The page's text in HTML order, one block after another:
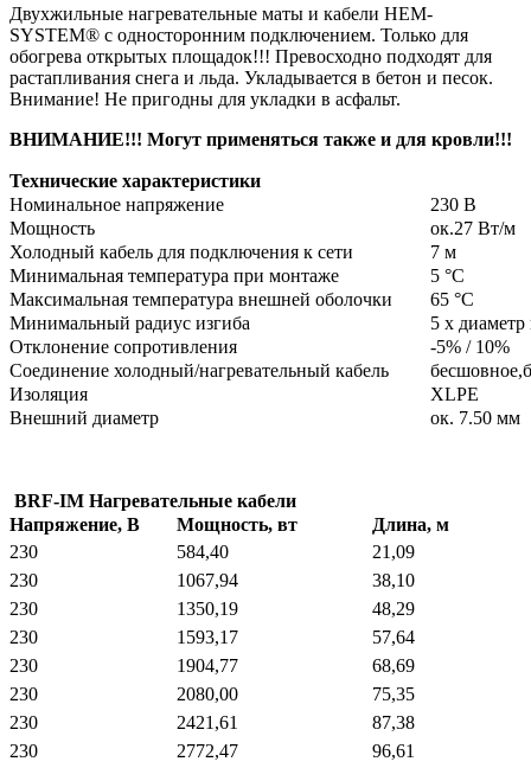
Двухжильные нагревательные маты и кабели HEM-
SYSTEM® с односторонним подключением. Только для
обогрева открытых площадок!!! Превосходно подходят для
растапливания снега и льда. Укладывается в бетон и песок.
Внимание! Не пригодны для укладки в асфальт.
ВНИМАНИЕ!!! Могут применяться такжe и для кровли!!!
Технические характеристики
Номинальное напряжение
230 В
Мощность
ок.27 Вт/м
Холодный кабель для подключения к сети
7 м
Минимальная температура при монтаже
5 °С
Максимальная температура внешней оболочки
65 °С
Минимальный радиус изгиба
5 х диаметр
Отклонение сопротивления
-5% / 10%
Соединение холодный/нагревательный кабель
Изоляция
XLPE
Внешний диаметр
ок. 7.50 мм
BRF-IM Нагревательные кабели
Напряжение, В
Мощность, вт
Длина, м
230
584,40
21,09
230
1067,94
38,10
230
1350,19
48,29
230
1593,17
57,64
230
1904,77
68,69
230
2080,00
75,35
230
2421,61
87,38
230
2772,47
96,61